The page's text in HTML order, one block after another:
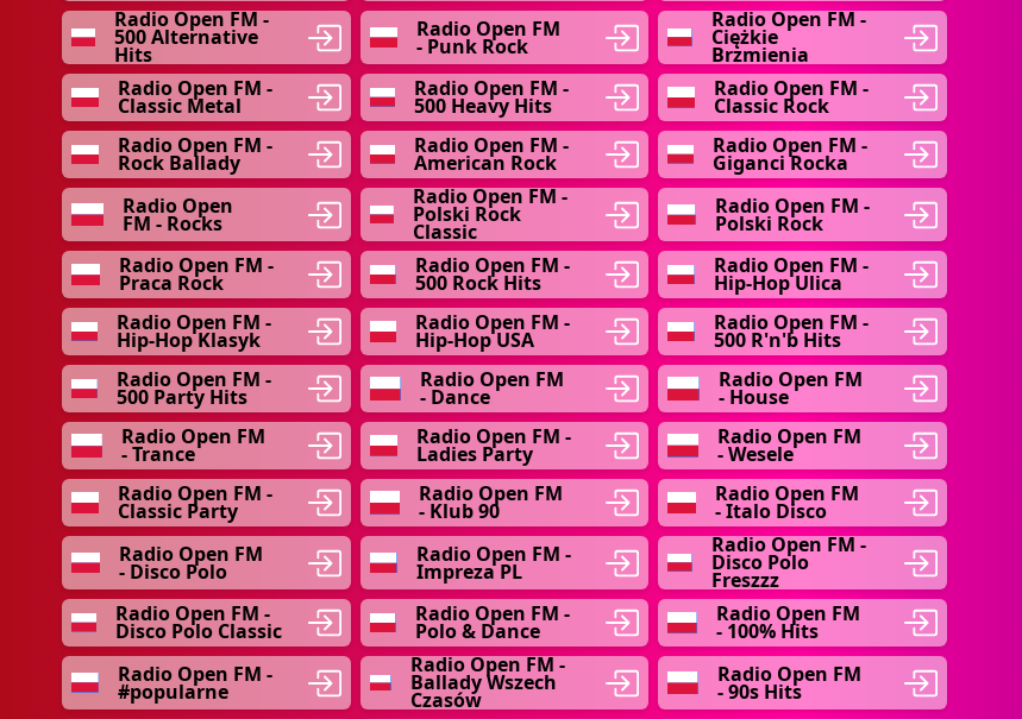
Radio Open FM -
500 Alternative
Hits
Radio Open FM
- Punk Rock
Radio Open FM -
Ciężkie
Brzmienia
Radio Open FM -
Classic Metal
Radio Open FM -
500 Heavy Hits
Radio Open FM -
Classic Rock
Radio Open FM -
Rock Ballady
Radio Open FM -
American Rock
Radio Open FM -
Giganci Rocka
Radio Open
FM - Rocks
Radio Open FM -
Polski Rock
Classic
Radio Open FM -
Polski Rock
Radio Open FM -
Praca Rock
Radio Open FM -
500 Rock Hits
Radio Open FM -
Hip-Hop Ulica
Radio Open FM -
Hip-Hop Klasyk
Radio Open FM -
Hip-Hop USA
Radio Open FM -
500 R'n'b Hits
Radio Open FM -
500 Party Hits
Radio Open FM
- Dance
Radio Open FM
- House
Radio Open FM
- Trance
Radio Open FM -
Ladies Party
Radio Open FM
- Wesele
Radio Open FM -
Classic Party
Radio Open FM
- Klub 90
Radio Open FM
- Italo Disco
Radio Open FM
- Disco Polo
Radio Open FM -
Impreza PL
Radio Open FM -
Disco Polo
Freszzz
Radio Open FM -
Disco Polo Classic
Radio Open FM -
Polo & Dance
Radio Open FM
- 100% Hits
Radio Open FM -
#popularne
Radio Open FM -
Ballady Wszech
Czasów
Radio Open FM
- 90s Hits